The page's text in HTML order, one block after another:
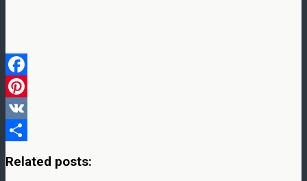
Facebook
Pinterest
VK
Related posts: